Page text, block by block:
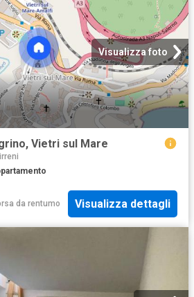
Visualizza foto
Vietri sul Mare
da rentumo Visualizza dettagli